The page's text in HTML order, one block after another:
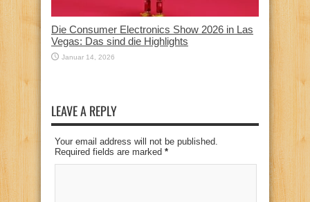
Die Consumer Electronics Show 2026 in Las
Vegas: Das sind die Highlights
Januar 14, 2026
LEAVE A REPLY
Your email address will not be published.
Required fields are marked *